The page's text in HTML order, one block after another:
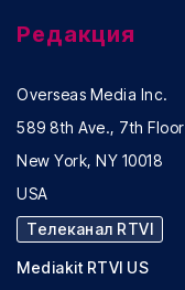
Редакция
Overseas Media Inc.
589 8th Ave., 7th Floor
New York, NY 10018
USA
Телеканал RTVI
Mediakit RTVI US